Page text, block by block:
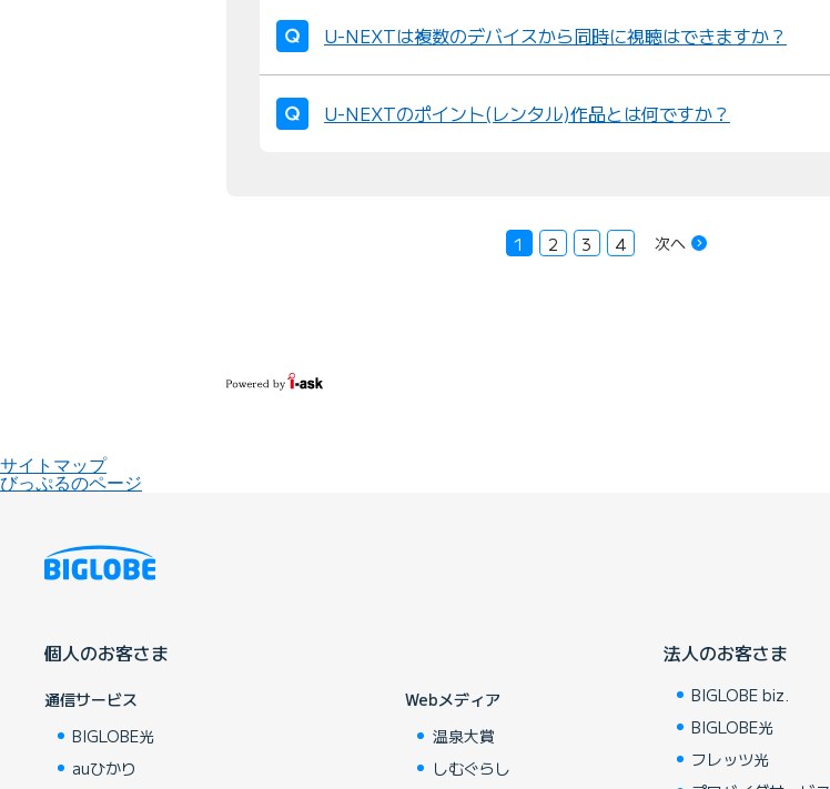
U-NEXTは複数のデバイスから同時に視聴はできますか？
U-NEXTのポイント(レンタル)作品とは何ですか？
1 2 3 4 次へ
サイトマップ
びっぷるのページ
個人のお客さま
通信サービス
BIGLOBE光
auひかり
Webメディア
温泉大賞
しむぐらし
法人のお客さま
BIGLOBE biz.
BIGLOBE光
フレッツ光